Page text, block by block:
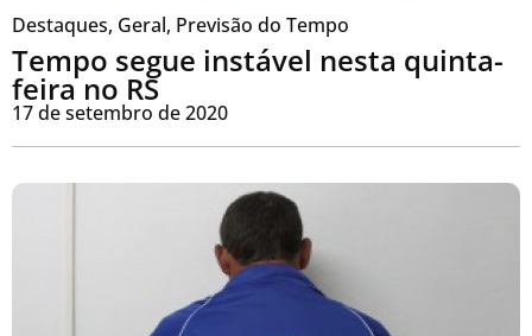
Destaques, Geral, Previsão do Tempo
Tempo segue instável nesta quinta-
feira no RS
17 de setembro de 2020